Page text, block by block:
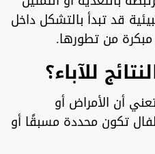
قد تبدأ بالتشكل داخل
مبكرة من تطورها.
للآباء؟
أن الأمراض أو
تكون محددة مسبقًا أو